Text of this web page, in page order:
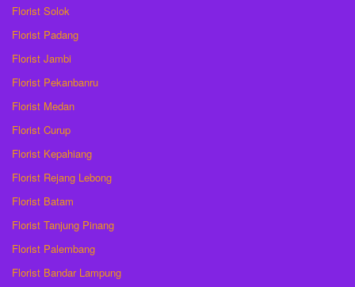
Florist Solok
Florist Padang
Florist Jambi
Florist Pekanbanru
Florist Medan
Florist Curup
Florist Kepahiang
Florist Rejang Lebong
Florist Batam
Florist Tanjung Pinang
Florist Palembang
Florist Bandar Lampung